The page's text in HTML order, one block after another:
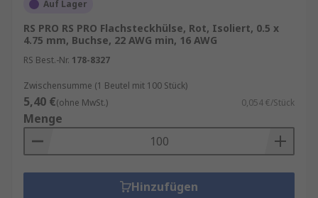
Auf Lager
RS PRO RS PRO Flachsteckhülse, Rot, Isoliert, 0.5 x
4.75 mm, Buchse, 22 AWG min, 16 AWG
RS Best.-Nr. 178-8327
Zwischensumme (1 Beutel mit 100 Stück)
5,40 €(ohne MwSt.) 0,054 €/Stück
Menge
Hinzufügen